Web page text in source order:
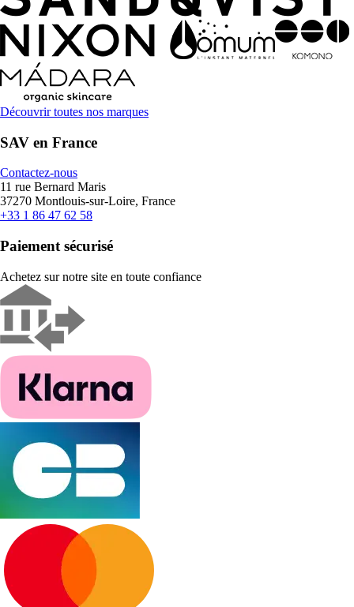
Découvrir toutes nos marques
SAV en France
Contactez-nous
11 rue Bernard Maris
37270 Montlouis-sur-Loire, France
+33 1 86 47 62 58
Paiement sécurisé
Achetez sur notre site en toute confiance